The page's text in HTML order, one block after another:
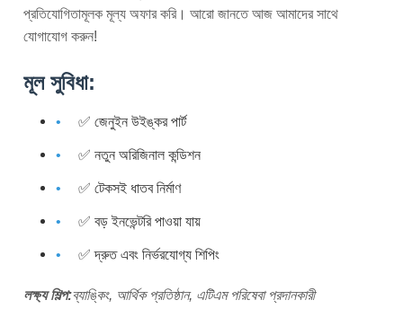
প্রতিযোগিতামূলক মূল্য অফার করি। আরো জানতে আজ আমাদের সাথে
যোগাযোগ করুন!
মূল সুবিধা:
✅ জেনুইন উইঙ্কর পার্ট
✅ নতুন অরিজিনাল কন্ডিশন
✅ টেকসই ধাতব নির্মাণ
✅ বড় ইনভেন্টরি পাওয়া যায়
✅ দ্রুত এবং নির্ভরযোগ্য শিপিং
লক্ষ্য শিল্প:ব্যাঙ্কিং, আর্থিক প্রতিষ্ঠান, এটিএম পরিষেবা প্রদানকারী